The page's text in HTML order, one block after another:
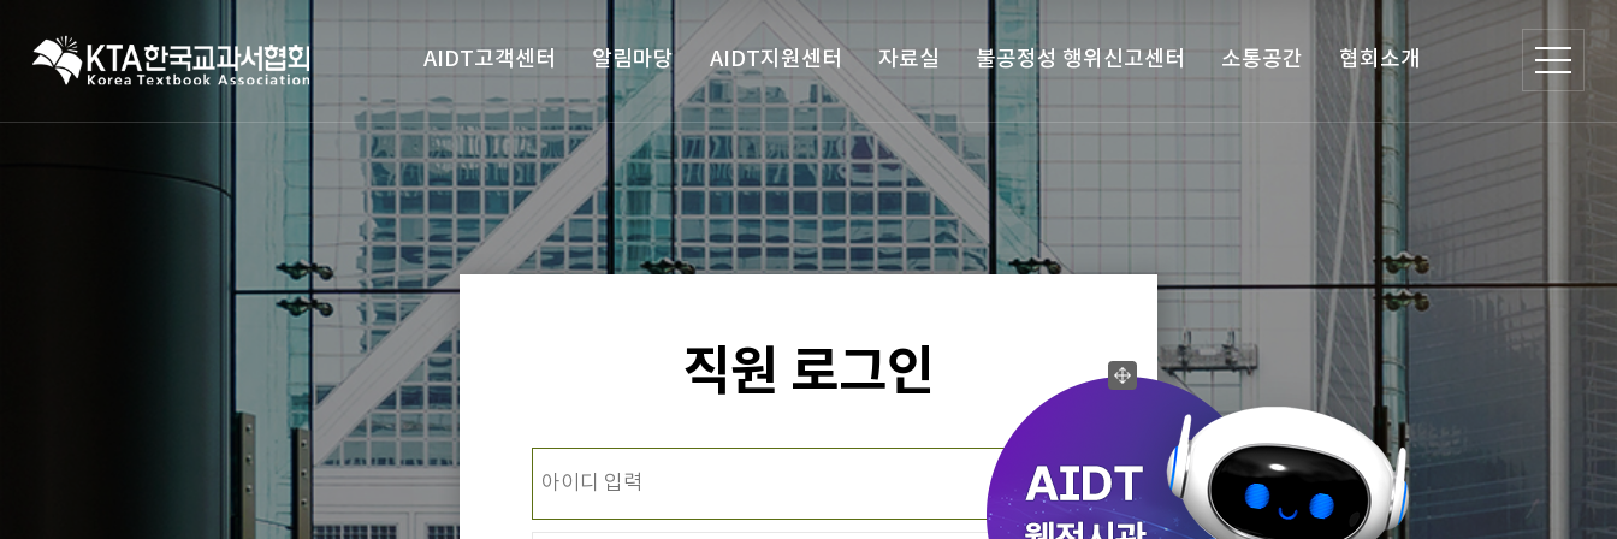
AIDT고객센터 알림마당 AIDT지원센터 자료실 불공정성 행위신고센터 소통공간 협회소개
직원 로그인